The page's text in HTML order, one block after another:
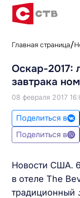
Главная страница
Оскар-2017:
завтрака
08 февраля 2017
Поделиться в
Поделиться в
Новости США.
в отеле The
традиционный